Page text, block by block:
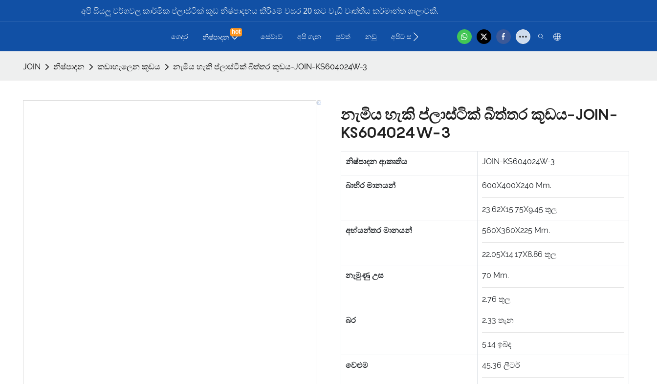
අපි සියලු වර්ගවල කාර්මික ප්ලාස්ටික් කූඩ නිෂ්පාදනය කිරීමේ වසර 20 කට වැඩි වෘත්තීය කර්මාන්ත ශාලාවකි.
ගෙදර නිෂ්පාදන
hot
සේවාව අපි ගැන පුවත් නඩු අපිට සම්බන්ධව නිෂ්පාදන වීඩියෝව
hot
JOIN නිෂ්පාදන කඩාහැලෙන කූඩය නැමිය හැකි ප්ලාස්ටික් බිත්තර කූඩය-JOIN-KS604024W-3
නැමිය හැකි ප්ලාස්ටික් බිත්තර කූඩය-JOIN-
KS604024W-3
නිෂ්පාදන ආකෘතිය JOIN-KS604024W-3
බාහිර මානයන් 600X400X240 Mm.
23.62X15.75X9.45 තුල
අභ්යන්තර මානයන් 560X360X225 Mm.
22.05X14.17X8.86 තුල
නැමුණු උස 70 Mm.
2.76 තුල
බර 2.33 තැන
5.14 ඉබ්ද
වෙළුම 45.36 ලීටර්